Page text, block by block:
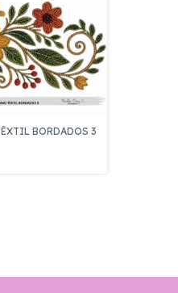
BORDADOS 3